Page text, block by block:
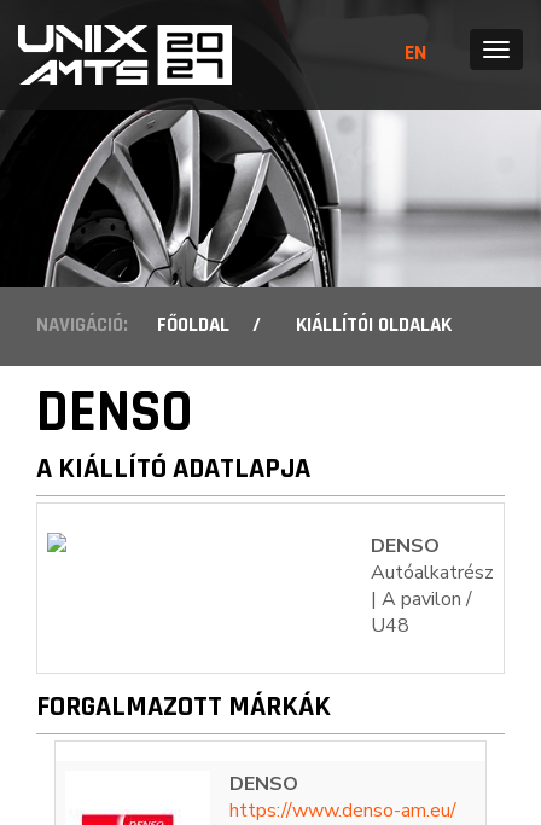
EN MENÜ
NAVIGÁCIÓ: FŐOLDAL / KIÁLLÍTÓI OLDALAK
DENSO
A KIÁLLÍTÓ ADATLAPJA
DENSO
Autóalkatrész
| A pavilon /
U48
FORGALMAZOTT MÁRKÁK
DENSO
https://www.denso-am.eu/